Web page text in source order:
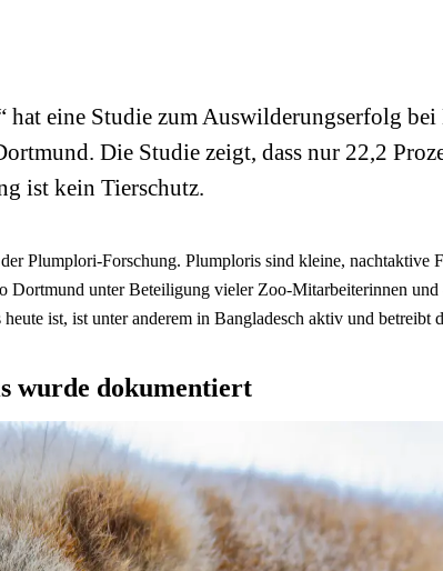
hat eine Studie zum Auswilderungserfolg
Die Studie zeigt, dass nur 22,2
ist kein Tierschutz.
Plumplori-Forschung. Plumploris sind kleine, nachtaktive
unter Beteiligung vieler Zoo-Mitarbeiterinnen
ist, ist unter anderem in Bangladesch aktiv und
wurde dokumentiert